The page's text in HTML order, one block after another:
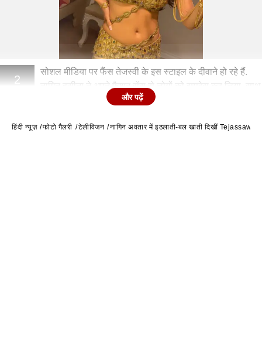
2
सोशल मीडिया पर फैंस तेजस्वी के इस स्टाइल के दीवाने हो रहे हैं.
नागिन हसीना ने अपने फैशन सेंस से लोगों को इम्प्रेस कर लिया. साथ
में उनकी मिलियन डॉलर स्माइल भी है.
और पढ़ें
हिंदी न्यूज़ फोटो गैलरी टेलीविजन नागिन अवतार में इठलाती-बल खाती दिखीं Tejassawi